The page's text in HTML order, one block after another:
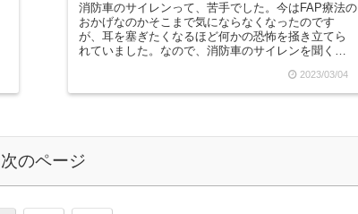
消防車のサイレンって、苦手でした。今はFAP療法の
おかげなのかそこまで気にならなくなったのです
が、耳を塞ぎたくなるほど何かの恐怖を掻き立てら
れていました。なので、消防車のサイレンを聞くた
2023/03/04
次のページ